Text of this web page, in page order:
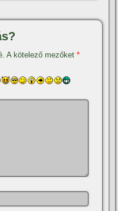
A kötelező mezőket*